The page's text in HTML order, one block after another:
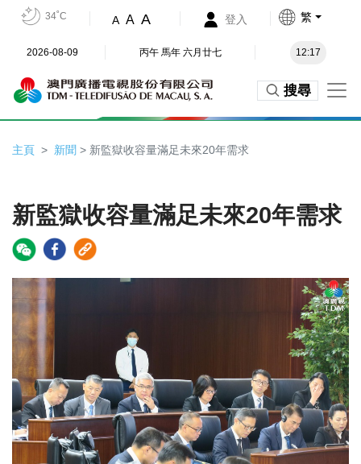
34˚C A A A 登入 繁
2026-08-09 丙午 馬年 六月廿七 12:17
搜尋
主頁 新聞 > 新監獄收容量滿足未來20年需求
新監獄收容量滿足未來20年需求